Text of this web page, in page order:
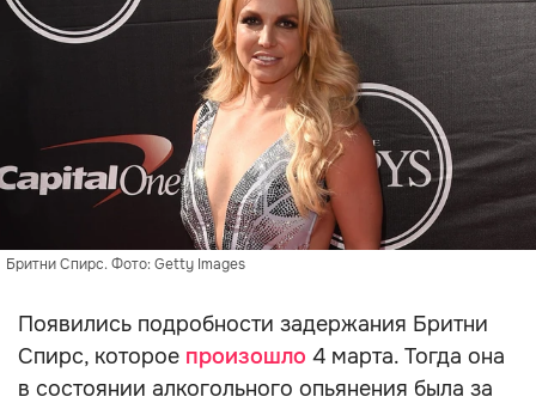
Бритни Спирс. Фото: Getty Images
Появились подробности задержания Бритни
Спирс, которое произошло 4 марта. Тогда она
в состоянии алкогольного опьянения была за